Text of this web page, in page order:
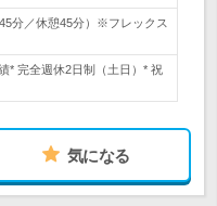
分／休憩45分）※フレックス
* 完全週休2日制（土日）* 祝
気になる